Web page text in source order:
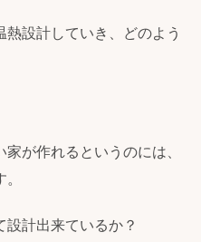
設計していき、どのよう
が作れるというのには、
計出来ているか？